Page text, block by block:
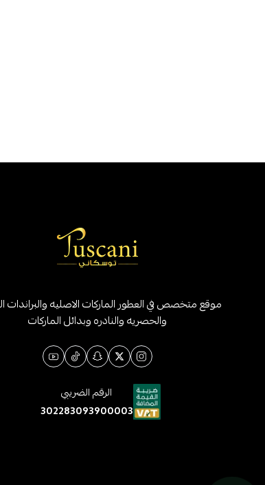
موقع متخصص في العطور الماركات الاصليه والبراندات
والحصريه والنادره وبدائل الماركات
الرقم الضريبي
302283093900003